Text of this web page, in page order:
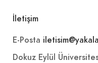
İletişim
E-Posta
Dokuz Eylül